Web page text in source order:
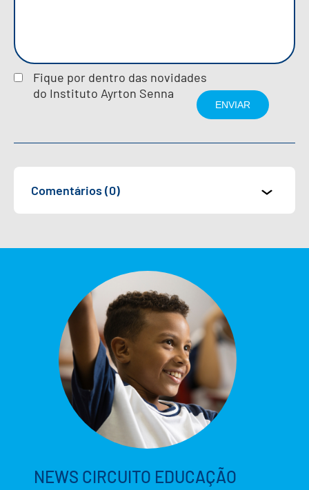
Fique por dentro das novidades
do Instituto Ayrton Senna
Comentários (0)
NEWS CIRCUITO EDUCAÇÃO